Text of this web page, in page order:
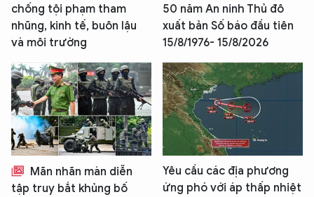
chống tội phạm tham
nhũng, kinh tế, buôn lậu
và môi trường
50 năm An ninh Thủ đô
xuất bản Số báo đầu tiên
15/8/1976- 15/8/2026
Mãn nhãn màn diễn
tập truy bắt khủng bố
Yêu cầu các địa phương
ứng phó với áp thấp nhiệt